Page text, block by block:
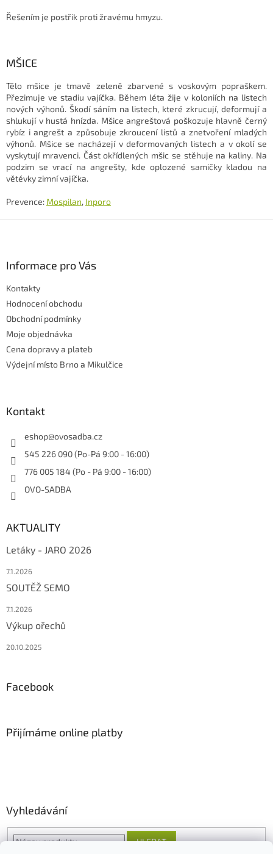
Řešením je postřik proti žravému hmyzu.
MŠICE
Tělo mšice je tmavě zeleně zbarvené s voskovým popraškem.
Přezimuje ve stadiu vajíčka. Během léta žije v koloniích na listech
nových výhonů. Škodí sáním na listech, které zkrucují, deformují a
shlukují v hustá hnízda. Mšice angreštová poškozuje hlavně černý
rybíz i angrešt a způsobuje zkroucení listů a znetvoření mladých
výhonů. Mšice se nacházejí v deformovaných listech a v okolí se
vyskytují mravenci. Část okřídlených mšic se stěhuje na kaliny. Na
podzim se vrací na angrešty, kde oplozené samičky kladou na
větévky zimní vajíčka.
Prevence: Mospilan, Inporo
Informace pro Vás
Kontakty
Hodnocení obchodu
Obchodní podmínky
Moje objednávka
Cena dopravy a plateb
Výdejní místo Brno a Mikulčice
Kontakt
eshop@ovosadba.cz
545 226 090 (Po-Pá 9:00 - 16:00)
776 005 184 (Po - Pá 9:00 - 16:00)
OVO-SADBA
AKTUALITY
Letáky - JARO 2026
7.1.2026
SOUTĚŽ SEMO
7.1.2026
Výkup ořechů
20.10.2025
Facebook
Přijímáme online platby
Vyhledávání
HLEDAT